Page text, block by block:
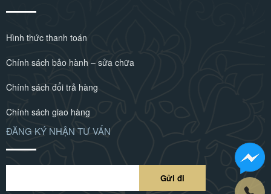
Hình thức thanh toán
Chính sách bảo hành – sửa chữa
Chính sách đổi trả hàng
Chính sách giao hàng
ĐĂNG KÝ NHẬN TƯ VẤN